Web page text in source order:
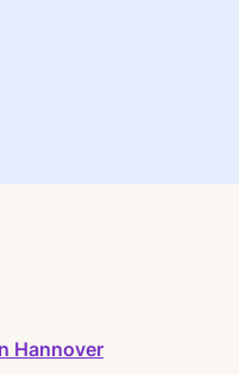
Hannover